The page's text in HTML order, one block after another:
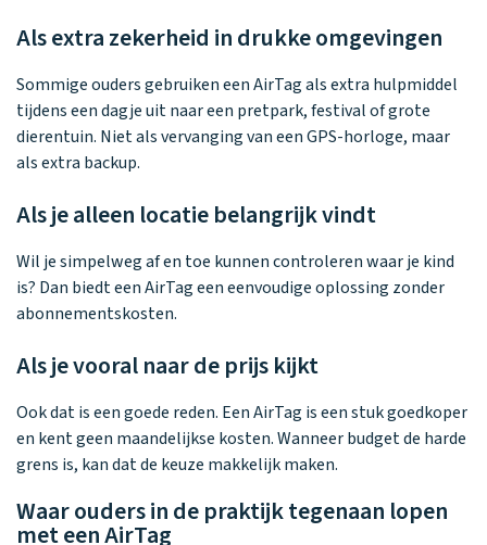
Als extra zekerheid in drukke omgevingen
Sommige ouders gebruiken een AirTag als extra hulpmiddel
tijdens een dagje uit naar een pretpark, festival of grote
dierentuin. Niet als vervanging van een GPS-horloge, maar
als extra backup.
Als je alleen locatie belangrijk vindt
Wil je simpelweg af en toe kunnen controleren waar je kind
is? Dan biedt een AirTag een eenvoudige oplossing zonder
abonnementskosten.
Als je vooral naar de prijs kijkt
Ook dat is een goede reden. Een AirTag is een stuk goedkoper
en kent geen maandelijkse kosten. Wanneer budget de harde
grens is, kan dat de keuze makkelijk maken.
Waar ouders in de praktijk tegenaan lopen
met een AirTag